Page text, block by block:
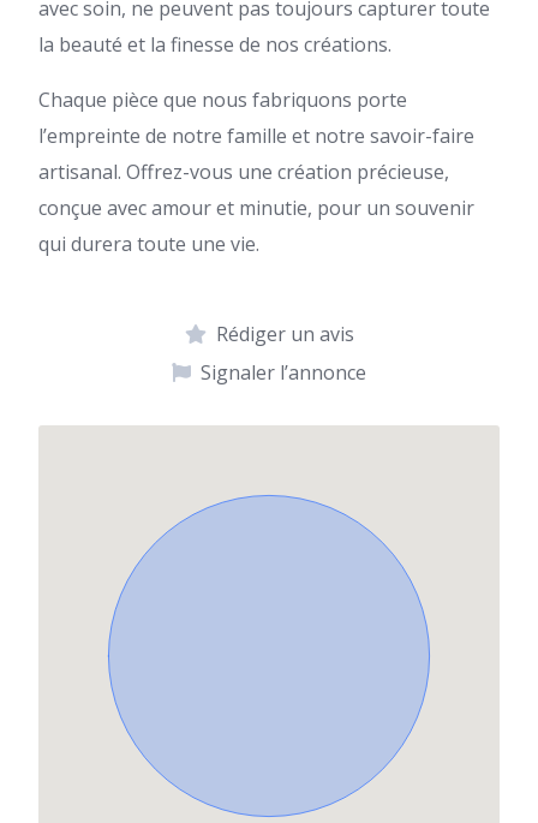
avec soin, ne peuvent pas toujours capturer toute
la beauté et la finesse de nos créations.
Chaque pièce que nous fabriquons porte
l’empreinte de notre famille et notre savoir-faire
artisanal. Offrez-vous une création précieuse,
conçue avec amour et minutie, pour un souvenir
qui durera toute une vie.
Rédiger un avis
Signaler l’annonce